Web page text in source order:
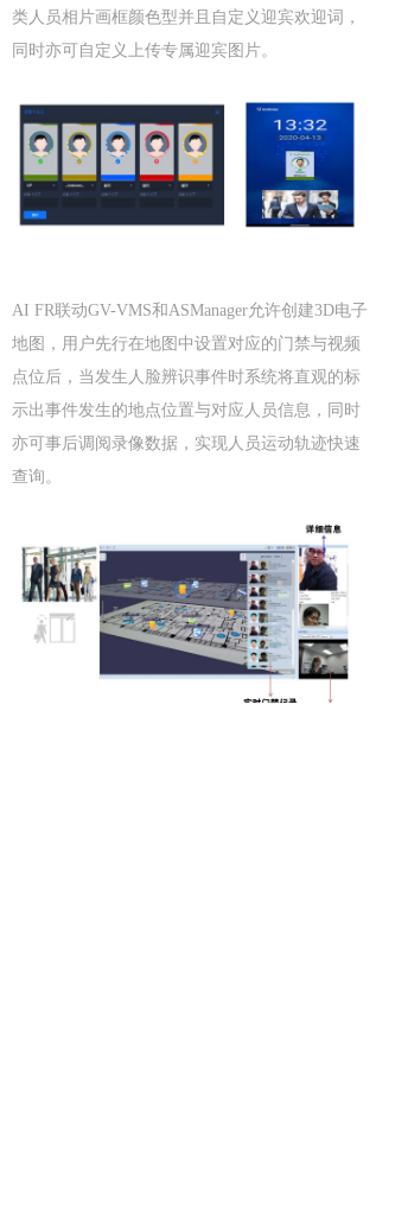
类人员相片画框颜色型并且自定义迎宾欢迎词，
同时亦可自定义上传专属迎宾图片。
AI FR联动GV-VMS和ASManager允许创建3D电子
地图，用户先行在地图中设置对应的门禁与视频
点位后，当发生人脸辨识事件时系统将直观的标
示出事件发生的地点位置与对应人员信息，同时
亦可事后调阅录像数据，实现人员运动轨迹快速
查询。